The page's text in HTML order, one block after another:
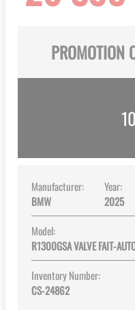
PROMOTION
Manufacturer:
BMW
Year:
2025
Model:
R1300GSA VALVE FAIT-
Inventory Number:
CS-24862